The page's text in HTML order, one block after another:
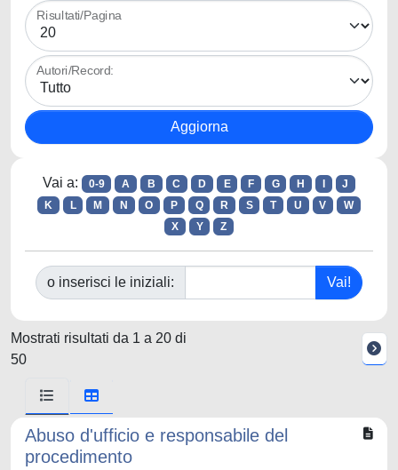
Risultati/Pagina
Autori/Record:
Vai a: 0-9 A B C D E F G H
J
K
L M N O P Q R S T U V
W
X
Y Z
o inserisci le iniziali:
Mostrati risultati da 1 a 20 di
50
Abuso d'ufficio e responsabile del
procedimento